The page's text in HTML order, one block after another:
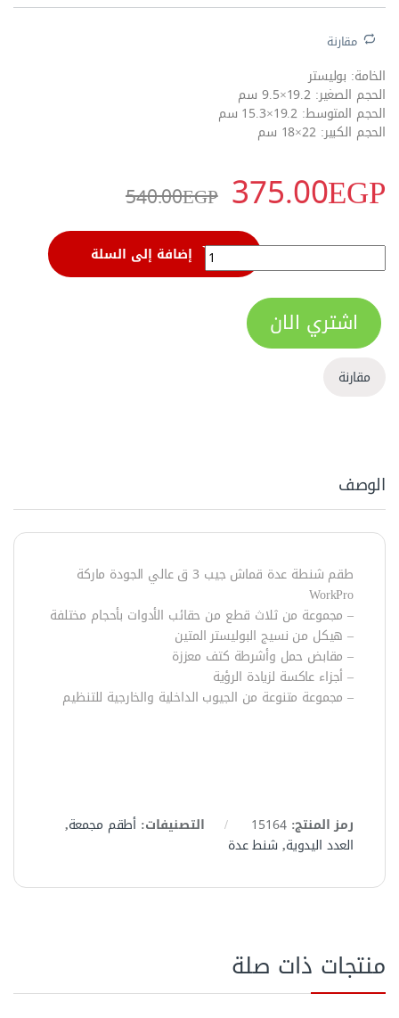
مقارنة
الخامة: بوليستر
الحجم الصغير: 19.2×9.5 سم
الحجم المتوسط: 19.2×15.3 سم
الحجم الكبير: 22×18 سم
375.00EGP
540.00EGP
شنطة يد 3 قطع من وورك برو - W003502 الحجم الصغير 19.2x9.5 سم الحجم المتوسط 19.2x15.3 سم الحجم الكبير 22x18 سم quantity إضافة إلى السلة
اشتري الان
مقارنة
الوصف
طقم شنطة عدة قماش جيب 3 ق عالي الجودة ماركة
WorkPro
– مجموعة من ثلاث قطع من حقائب الأدوات بأحجام مختلفة
– هيكل من نسيج البوليستر المتين
– مقابض حمل وأشرطة كتف معززة
– أجزاء عاكسة لزيادة الرؤية
– مجموعة متنوعة من الجيوب الداخلية والخارجية للتنظيم
رمز المنتج:15164 التصنيفات: أطقم مجمعة,
العدد اليدوية, شنط عدة
منتجات ذات صلة